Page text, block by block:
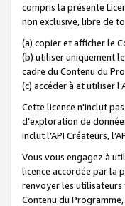
compris la présente
non exclusive, libre de
(a) copier et afficher le
(b) utiliser uniquement
cadre du Contenu du
(c) accéder à et utiliser
Cette licence n'inclut
d’exploration de
inclut l’API Créateurs,
Vous vous engagez à
licence accordée par la
renvoyer les utilisateurs
Contenu du